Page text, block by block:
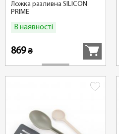
Ложка разливна SILICON
PRIME
В наявності
869₴